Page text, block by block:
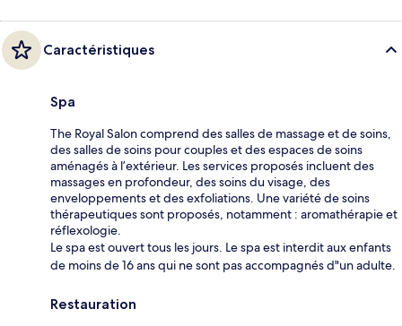
Caractéristiques
Spa
The Royal Salon comprend des salles de massage et de soins,
des salles de soins pour couples et des espaces de soins
aménagés à l’extérieur. Les services proposés incluent des
massages en profondeur, des soins du visage, des
enveloppements et des exfoliations. Une variété de soins
thérapeutiques sont proposés, notamment : aromathérapie et
réflexologie.
Le spa est ouvert tous les jours. Le spa est interdit aux enfants
de moins de 16 ans qui ne sont pas accompagnés d"un adulte.
Restauration